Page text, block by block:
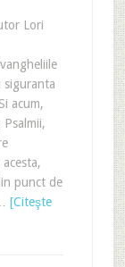
Lori
siguranta
acum,
punct de
[Citeşte